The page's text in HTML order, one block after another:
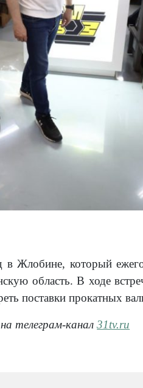
в Жлобине, который
область. В ходе
поставки прокатных
телеграм-канал31tv.ru